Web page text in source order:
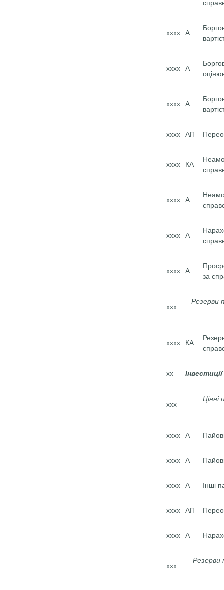
хххх А
хххх А
хххх А
хххх АП
хххх КА
хххх А
хххх А
хххх А
за
ххх Резерви
хххх КА
хх
ххх
хххх А
хххх А
хххх А Інші
хххх АП
хххх А
ххх Резерви